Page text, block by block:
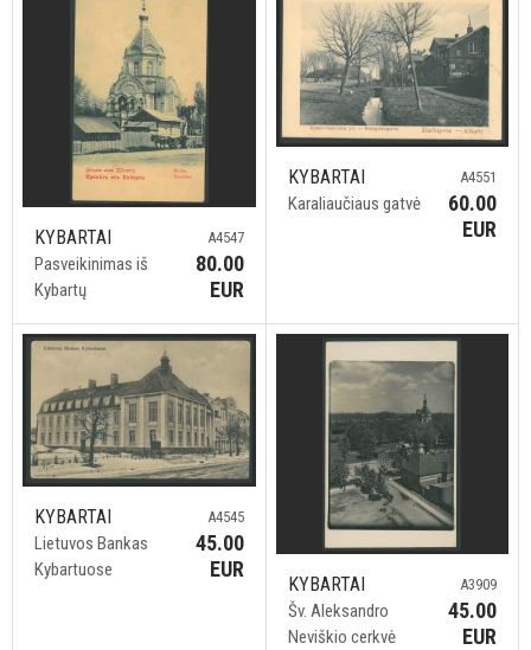
KYBARTAI
Pasveikinimas iš
Kybartų
A4547
80.00
EUR
KYBARTAI
Karaliaučiaus gatvė
A4551
60.00
EUR
KYBARTAI
Lietuvos Bankas
Kybartuose
A4545
45.00
EUR
KYBARTAI
Šv. Aleksandro
Neviškio cerkvė
A3909
45.00
EUR